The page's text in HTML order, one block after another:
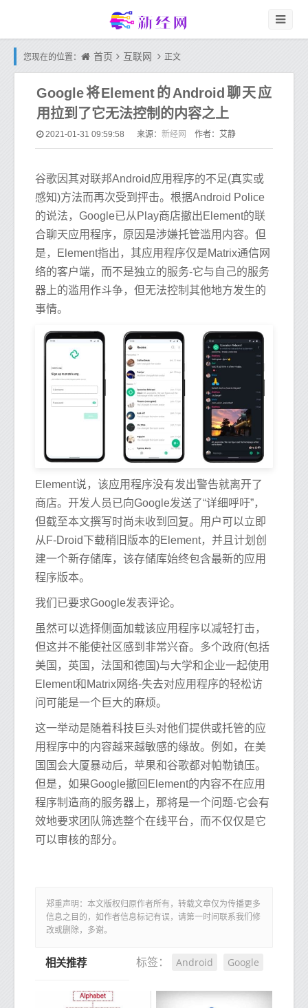
您现在的位置： 首页 互联网 正文
Google将Element的Android聊天应
用拉到了它无法控制的内容之上
2021-01-31 09:59:58 来源： 新经网 作者：艾静
谷歌因其对联邦Android应用程序的不足(真实或
感知)方法而再次受到抨击。根据Android Police
的说法，Google已从Play商店撤出Element的联
合聊天应用程序，原因是涉嫌托管滥用内容。但
是，Element指出，其应用程序仅是Matrix通信网
络的客户端，而不是独立的服务-它与自己的服务
器上的滥用作斗争，但无法控制其他地方发生的
事情。
Element说，该应用程序没有发出警告就离开了
商店。开发人员已向Google发送了“详细呼吁”，
但截至本文撰写时尚未收到回复。用户可以立即
从F-Droid下载稍旧版本的Element，并且计划创
建一个新存储库，该存储库始终包含最新的应用
程序版本。
我们已要求Google发表评论。
虽然可以选择侧面加载该应用程序以减轻打击，
但这并不能使社区感到非常兴奋。多个政府(包括
美国，英国，法国和德国)与大学和企业一起使用
Element和Matrix网络-失去对应用程序的轻松访
问可能是一个巨大的麻烦。
这一举动是随着科技巨头对他们提供或托管的应
用程序中的内容越来越敏感的缘故。例如，在美
国国会大厦暴动后，苹果和谷歌都对帕勒镇压。
但是，如果Google撤回Element的内容不在应用
程序制造商的服务器上，那将是一个问题-它会有
效地要求团队筛选整个在线平台，而不仅仅是它
可以审核的部分。
郑重声明：本文版权归原作者所有，转载文章仅为传播更多
信息之目的，如作者信息标记有误，请第一时间联系我们修
改或删除，多谢。
标签： Android Google
相关推荐